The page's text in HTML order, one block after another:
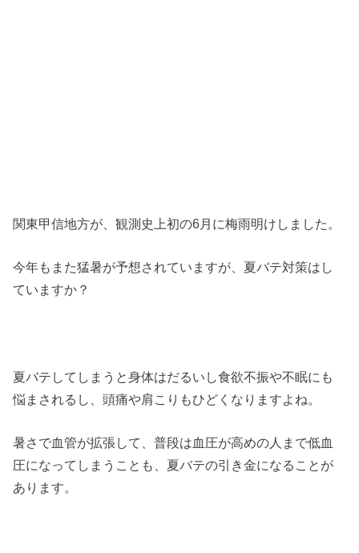
関東甲信地方が、観測史上初の6月に梅雨明けしました。
今年もまた猛暑が予想されていますが、夏バテ対策はし
ていますか？
夏バテしてしまうと身体はだるいし食欲不振や不眠にも
悩まされるし、頭痛や肩こりもひどくなりますよね。
暑さで血管が拡張して、普段は血圧が高めの人まで低血
圧になってしまうことも、夏バテの引き金になることが
あります。